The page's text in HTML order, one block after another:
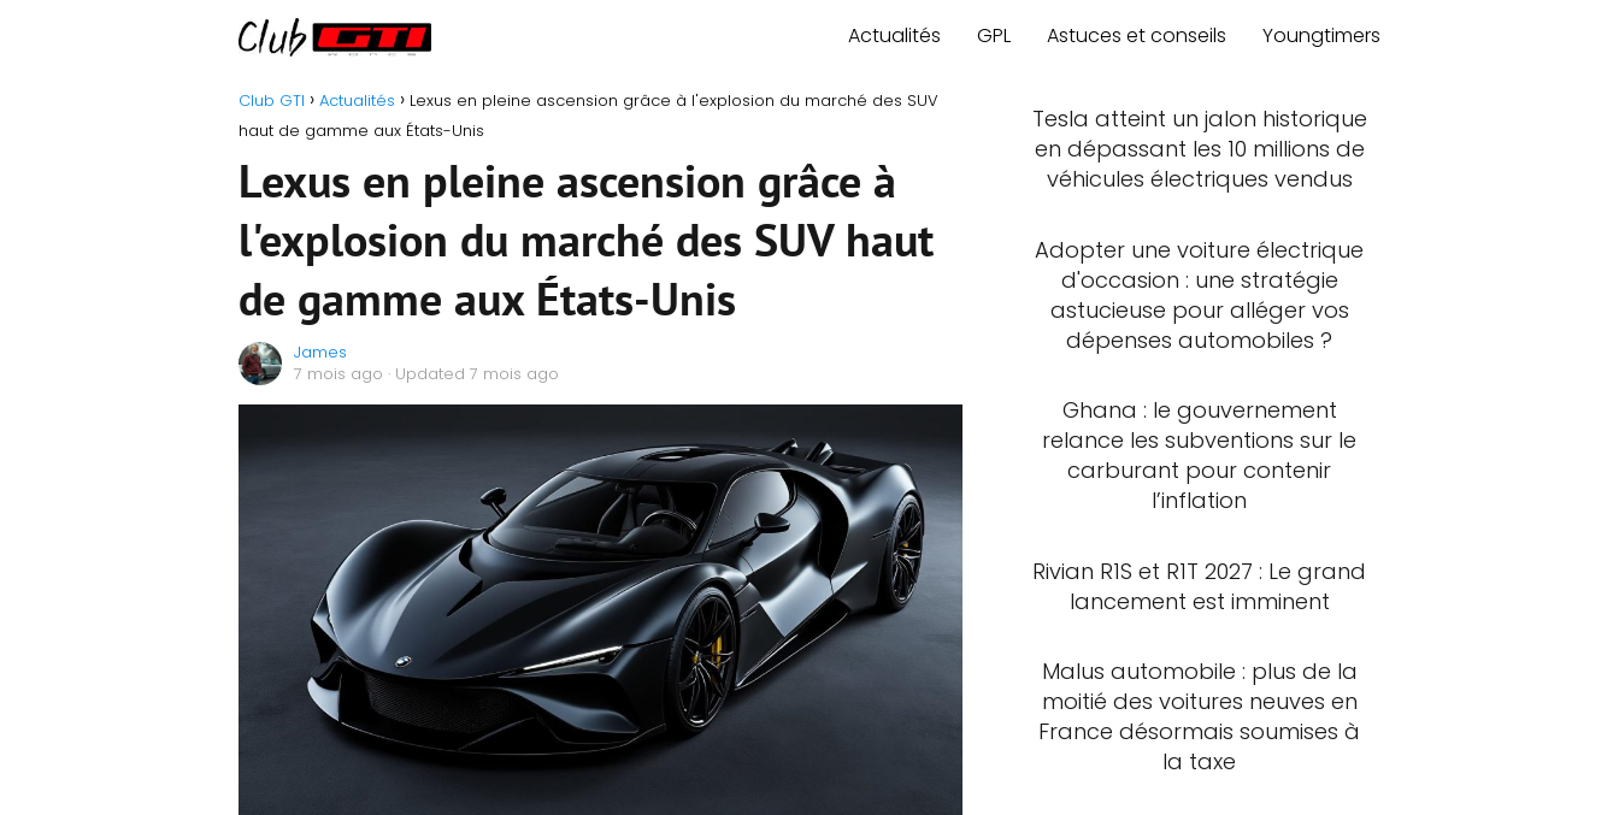
Actualités GPL Astuces et conseils Youngtimers
Club GTI Actualités
Lexus en pleine ascension grâce à l'explosion du marché des SUV
haut de gamme aux États-Unis
Lexus en pleine ascension grâce à
l'explosion du marché des SUV haut
de gamme aux États-Unis
James
7 mois ago · Updated 7 mois ago
Tesla atteint un jalon historique
en dépassant les 10 millions de
véhicules électriques vendus
Adopter une voiture électrique
d'occasion : une stratégie
astucieuse pour alléger vos
dépenses automobiles ?
Ghana : le gouvernement
relance les subventions sur le
carburant pour contenir
l’inflation
Rivian R1S et R1T 2027 : Le grand
lancement est imminent
Malus automobile : plus de la
moitié des voitures neuves en
France désormais soumises à
la taxe